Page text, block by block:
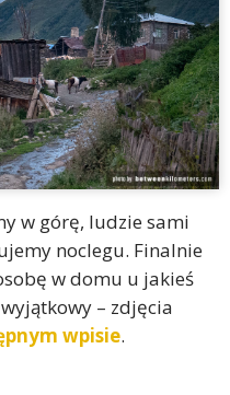
w górę, ludzie sami
noclegu. Finalnie
w domu u jakieś
– zdjęcia
wpisie.